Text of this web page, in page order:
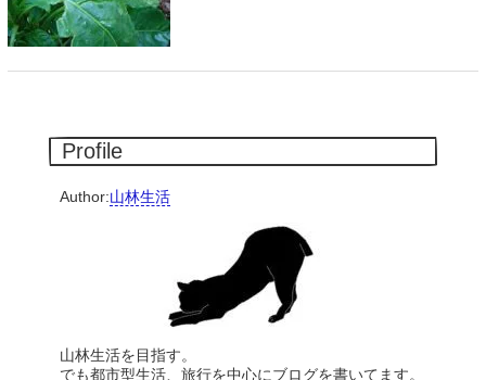
Profile
Author:山林生活
山林生活を目指す。
でも都市型生活、旅行を中心にブログを書いてます。